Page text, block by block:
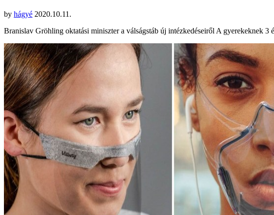
by hágyé 2020.10.11.
Branislav Gröhling oktatási miniszter a válságstáb új intézkedéseiről A gyerekeknek